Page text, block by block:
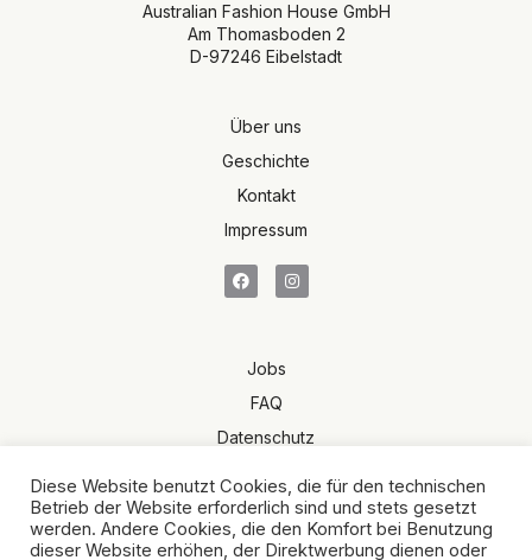
Australian Fashion House GmbH
Am Thomasboden 2
D-97246 Eibelstadt
Über uns
Geschichte
Kontakt
Impressum
Jobs
FAQ
Datenschutz
AGB
Diese Website benutzt Cookies, die für den technischen
Betrieb der Website erforderlich sind und stets gesetzt
werden. Andere Cookies, die den Komfort bei Benutzung
dieser Website erhöhen, der Direktwerbung dienen oder